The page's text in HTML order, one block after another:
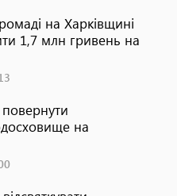
на Харківщині
1,7 млн гривень на
на